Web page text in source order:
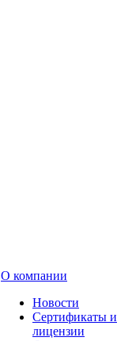
О компании
Новости
Сертификаты и
лицензии